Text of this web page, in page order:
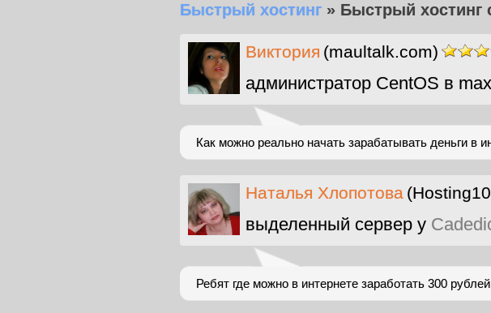
Быстрый хостинг » Быстрый хостинг
Виктория (maultalk.com)
администратор CentOS в
Как можно реально начать зарабатывать деньги в
Наталья Хлопотова
выделенный сервер у
Ребят где можно в интернете заработать 300